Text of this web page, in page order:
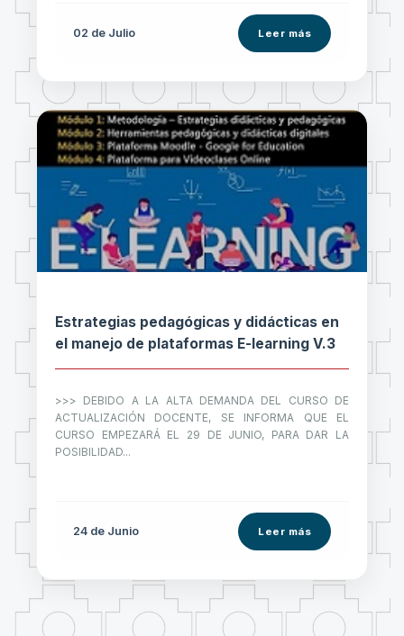
02 de Julio Leer más
Estrategias pedagógicas y didácticas en
el manejo de plataformas E-learning V.3
>>> DEBIDO A LA ALTA DEMANDA DEL CURSO DE
ACTUALIZACIÓN DOCENTE, SE INFORMA QUE EL
CURSO EMPEZARÁ EL 29 DE JUNIO, PARA DAR LA
POSIBILIDAD...
24 de Junio Leer más